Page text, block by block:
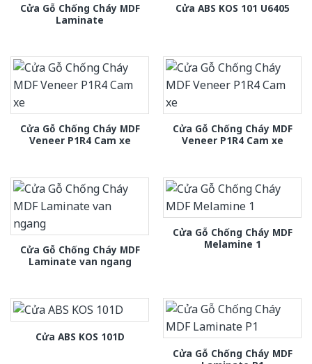
Cửa Gỗ Chống Cháy MDF
Laminate
Cửa ABS KOS 101 U6405
Cửa Gỗ Chống Cháy MDF
Veneer P1R4 Cam xe
Cửa Gỗ Chống Cháy MDF
Veneer P1R4 Cam xe
Cửa Gỗ Chống Cháy MDF
Laminate van ngang
Cửa Gỗ Chống Cháy MDF
Melamine 1
Cửa ABS KOS 101D
Cửa Gỗ Chống Cháy MDF